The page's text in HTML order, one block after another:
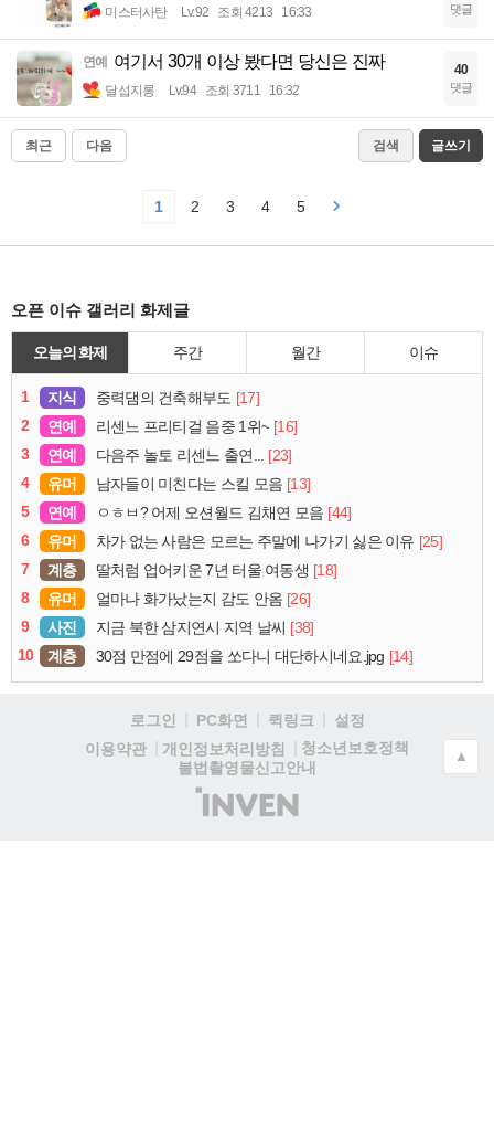
미스터사탄 Lv.92 조회 4213 16:33 댓글
연예 여기서 30개 이상 봤다면 당신은 진짜
달섭지롱 Lv.94 조회 3711 16:32
40
댓글
최근 다음 검색 글쓰기
1 2 3 4 5
오픈 이슈 갤러리 화제글
오늘의 화제 주간 월간 이슈
1 지식 중력댐의 건축해부도 [17]
2
연예 리센느 프리티걸 음중 1위~ [16]
3
연예 다음주 놀토 리센느 출연...
[23]
4
유머 남자들이 미친다는 스킬 모음 [13]
5
연예 ㅇㅎㅂ? 어제 오션월드 김채연 모음 [44]
6
유머 차가 없는 사람은 모르는 주말에 나가기 싫은 이유 [25]
7
계층 딸처럼 업어키운 7년 터울 여동생 [18]
8
유머 얼마나 화가났는지 감도 안옴 [26]
9
사진 지금 북한 삼지연시 지역 날씨 [38]
10
계층 30점 만점에 29점을 쏘다니 대단하시네요.jpg [14]
로그인 PC화면 퀵링크
설정
이용약관
개인정보처리방침
청소년보호정책
불법촬영물신고안내
(주)
인
▲